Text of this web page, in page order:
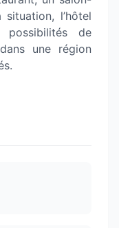
l’hôtel
possibilités de
une région